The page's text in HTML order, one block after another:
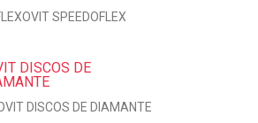
SPEEDOFLEX
DISCOS DE DIAMANTE